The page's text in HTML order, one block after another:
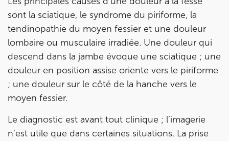
sont la sciatique, le syndrome du piriforme, la
tendinopathie du moyen fessier et une douleur
lombaire ou musculaire irradiée. Une douleur qui
descend dans la jambe évoque une sciatique ; une
douleur en position assise oriente vers le piriforme
; une douleur sur le côté de la hanche vers le
moyen fessier.
Le diagnostic est avant tout clinique ; l’imagerie
n’est utile que dans certaines situations. La prise
de Jérôme Auger
Bénéficiez de l’expertise de Jérôme Augeren
prenant rendez-vous avecses équipesdans votre
cabinetIK – Institut Kinésithérapie le plus proche
de chez vous ou chez
, votre allié sport du
quotidien.
IK PARIS 16 – TROCADÉRO